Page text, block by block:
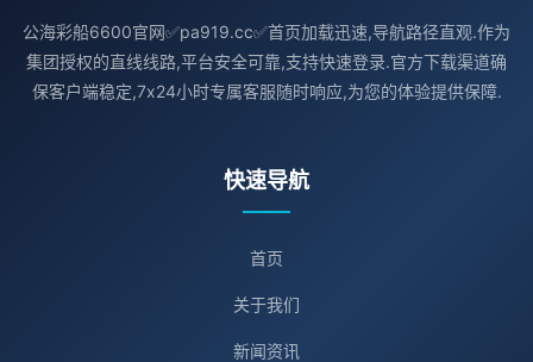
公海彩船6600官网✅pa919.cc✅首页加载迅速,导航路径直观.作为
集团授权的直线线路,平台安全可靠,支持快速登录.官方下载渠道确
保客户端稳定,7x24小时专属客服随时响应,为您的体验提供保障.
快速导航
首页
关于我们
新闻资讯